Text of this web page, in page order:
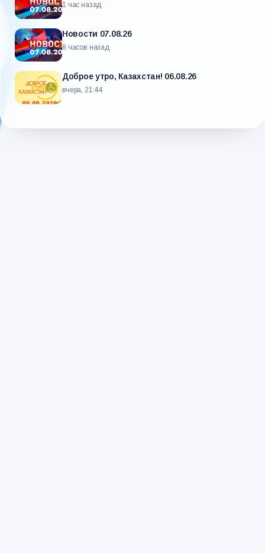
1 час назад
Новости 07.08.26
8 часов назад
Доброе утро, Казахстан! 06.08.26
вчера, 21:44